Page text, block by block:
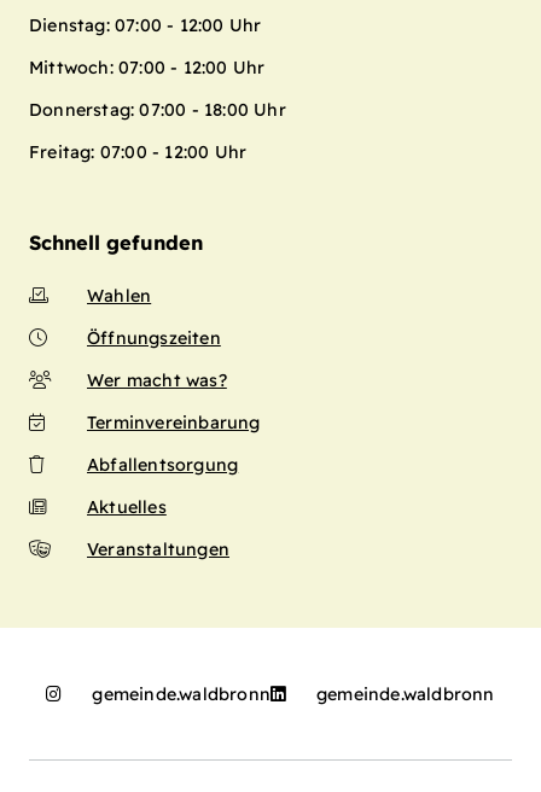
Dienstag: 07:00 - 12:00 Uhr
Mittwoch: 07:00 - 12:00 Uhr
Donnerstag: 07:00 - 18:00 Uhr
Freitag: 07:00 - 12:00 Uhr
Schnell gefunden
Wahlen
Öffnungszeiten
Wer macht was?
Terminvereinbarung
Abfallentsorgung
Aktuelles
Veranstaltungen
gemeinde.waldbronn gemeinde.waldbronn